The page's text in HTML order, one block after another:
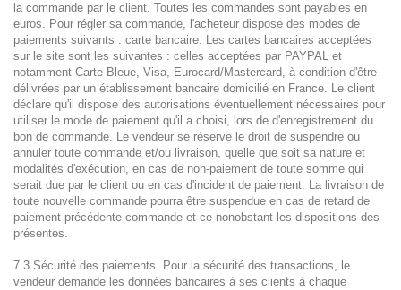
la commande par le client. Toutes les commandes sont payables en
euros. Pour régler sa commande, l'acheteur dispose des modes de
paiements suivants : carte bancaire. Les cartes bancaires acceptées
sur le site sont les suivantes : celles acceptées par PAYPAL et
notamment Carte Bleue, Visa, Eurocard/Mastercard, à condition d'être
délivrées par un établissement bancaire domicilié en France. Le client
déclare qu'il dispose des autorisations éventuellement nécessaires pour
utiliser le mode de paiement qu'il a choisi, lors de d'enregistrement du
bon de commande. Le vendeur se réserve le droit de suspendre ou
annuler toute commande et/ou livraison, quelle que soit sa nature et
modalités d'exécution, en cas de non-paiement de toute somme qui
serait due par le client ou en cas d'incident de paiement. La livraison de
toute nouvelle commande pourra être suspendue en cas de retard de
paiement précédente commande et ce nonobstant les dispositions des
présentes.
7.3 Sécurité des paiements. Pour la sécurité des transactions, le
vendeur demande les données bancaires à ses clients à chaque